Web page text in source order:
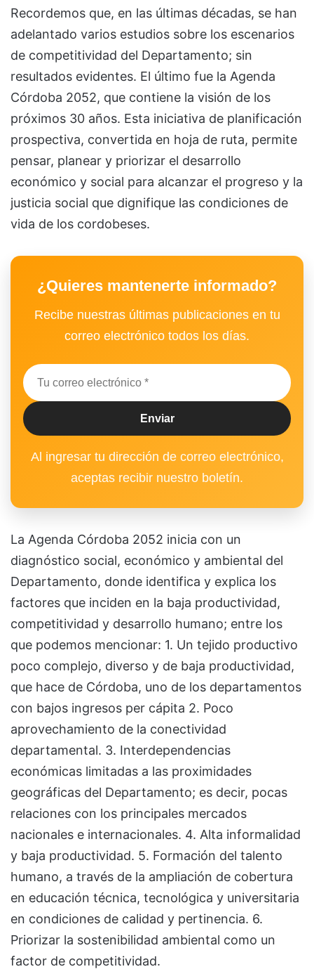
Recordemos que, en las últimas décadas, se han
adelantado varios estudios sobre los escenarios
de competitividad del Departamento; sin
resultados evidentes. El último fue la Agenda
Córdoba 2052, que contiene la visión de los
próximos 30 años. Esta iniciativa de planificación
prospectiva, convertida en hoja de ruta, permite
pensar, planear y priorizar el desarrollo
económico y social para alcanzar el progreso y la
justicia social que dignifique las condiciones de
vida de los cordobeses.
¿Quieres mantenerte informado?
Recibe nuestras últimas publicaciones en tu
correo electrónico todos los días.
Al ingresar tu dirección de correo electrónico,
aceptas recibir nuestro boletín.
La Agenda Córdoba 2052 inicia con un
diagnóstico social, económico y ambiental del
Departamento, donde identifica y explica los
factores que inciden en la baja productividad,
competitividad y desarrollo humano; entre los
que podemos mencionar: 1. Un tejido productivo
poco complejo, diverso y de baja productividad,
que hace de Córdoba, uno de los departamentos
con bajos ingresos per cápita 2. Poco
aprovechamiento de la conectividad
departamental. 3. Interdependencias
económicas limitadas a las proximidades
geográficas del Departamento; es decir, pocas
relaciones con los principales mercados
nacionales e internacionales. 4. Alta informalidad
y baja productividad. 5. Formación del talento
humano, a través de la ampliación de cobertura
en educación técnica, tecnológica y universitaria
en condiciones de calidad y pertinencia. 6.
Priorizar la sostenibilidad ambiental como un
factor de competitividad.